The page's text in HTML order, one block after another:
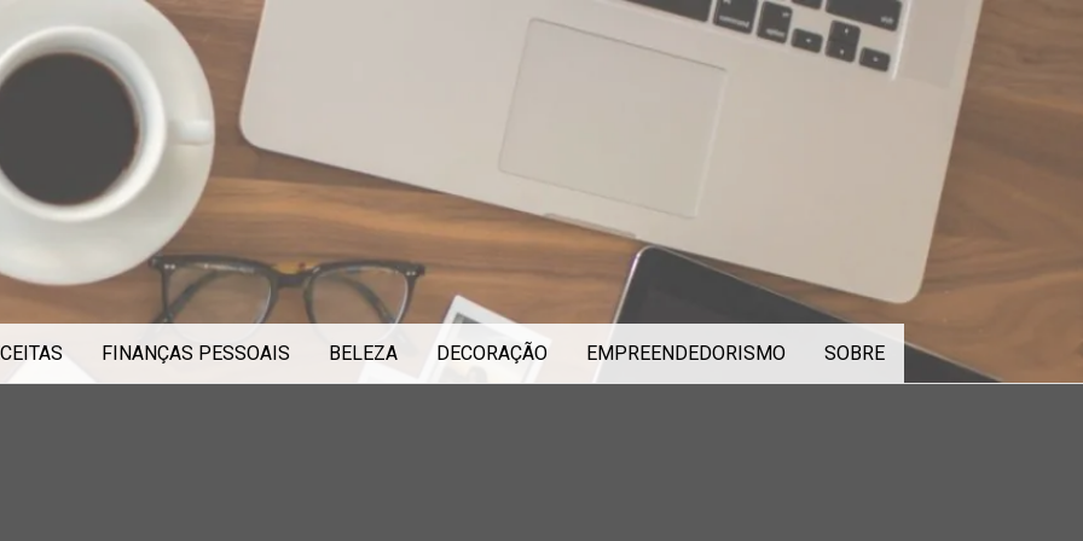
FINANÇAS PESSOAIS BELEZA DECORAÇÃO EMPREENDEDORISMO SOBRE